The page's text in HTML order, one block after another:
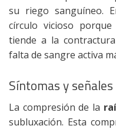
su riego sanguíneo.
círculo vicioso
tiende a la
falta de sangre activa
Síntomas y señales
La compresión de la
subluxación. Esta